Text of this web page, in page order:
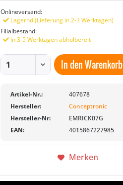
Onlineversand:
Lagernd (Lieferung in 2-3 Werktagen)
Filialbestand:
In 3-5 Werktagen abholbereit
In denWarenkorb
Artikel-Nr.:
407678
Hersteller:
Conceptronic
Hersteller-Nr:
EMRICK07G
EAN:
4015867227985
Merken